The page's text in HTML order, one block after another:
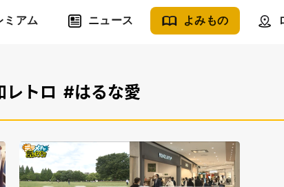
ミアム ニュース よみもの
レトロ #はるな愛